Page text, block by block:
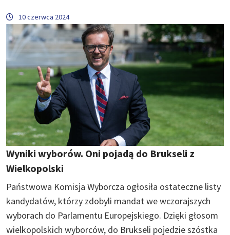
10 czerwca 2024
Wyniki wyborów. Oni pojadą do Brukseli z
Wielkopolski
Państwowa Komisja Wyborcza ogłosiła ostateczne listy
kandydatów, którzy zdobyli mandat we wczorajszych
wyborach do Parlamentu Europejskiego. Dzięki głosom
wielkopolskich wyborców, do Brukseli pojedzie szóstka